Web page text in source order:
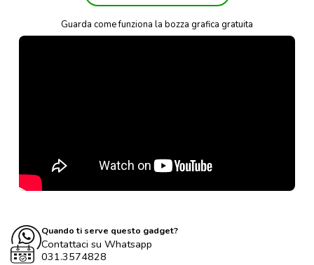
Guarda come funziona la bozza grafica gratuita
Quando ti serve questo gadget?
Contattaci su Whatsapp
031.3574828